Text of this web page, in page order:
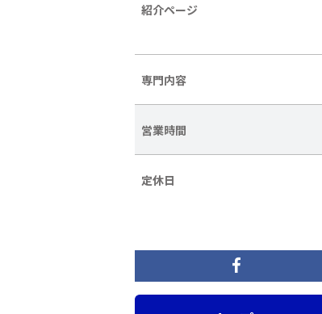
紹介ページ
専門内容
営業時間
定休日